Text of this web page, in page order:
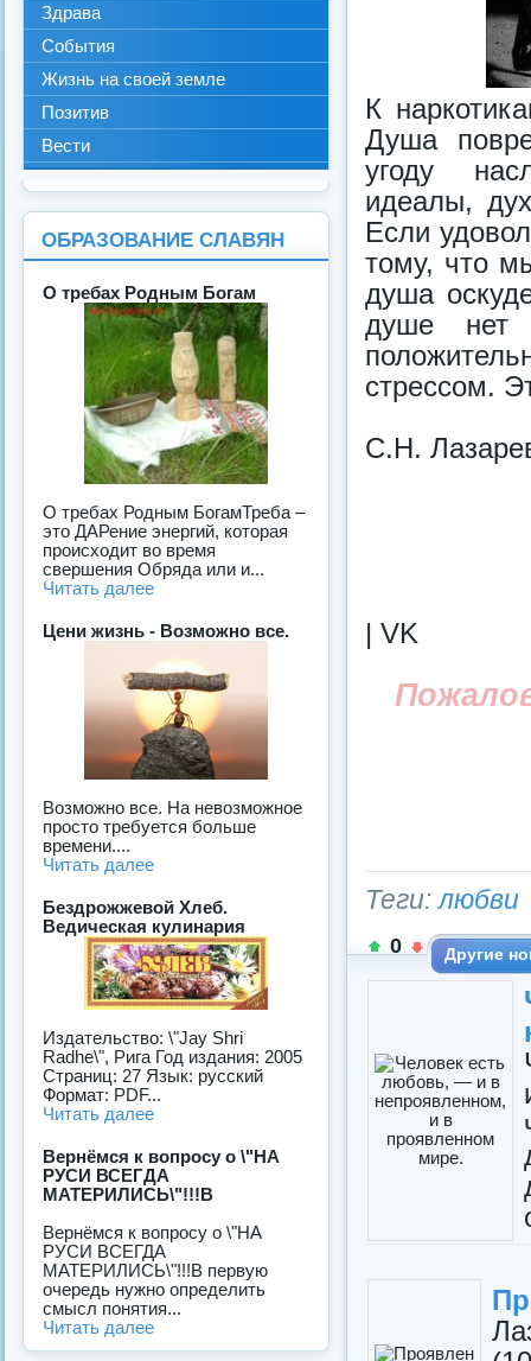
К
Душа
угоду
идеалы,
Если
тому, что
душа
душе нет
стрессом.
С.Н.
| VK
Теги:любви
0 Другие
Здрава
События
Жизнь на своей земле
Позитив
Вести
ОБРАЗОВАНИЕ СЛАВЯН
О требах Родным Богам
О требах Родным БогамТреба –
это ДАРение энергий, которая
происходит во время
свершения Обряда или и...
Читать далее
Цени жизнь - Возможно все.
Возможно все. На невозможное
просто требуется больше
времени....
Читать далее
Бездрожжевой Хлеб.
Ведическая кулинария
Издательство: \"Jay Shri
Radhe\", Рига Год издания: 2005
Страниц: 27 Язык: русский
Формат: PDF...
Читать далее
Вернёмся к вопросу о \"НА
РУСИ ВСЕГДА
МАТЕРИЛИСЬ\"!!!В
Вернёмся к вопросу о \"НА
РУСИ ВСЕГДА
МАТЕРИЛИСЬ\"!!!В первую
очередь нужно определить
смысл понятия...
Читать далее